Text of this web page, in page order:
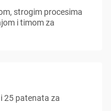
strogim procesima
i timom za
25 patenata za